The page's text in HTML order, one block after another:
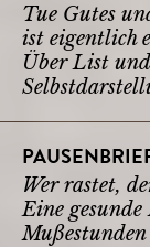
Tue Gutes
ist eigentlich
Über List
Wer rastet,
Eine